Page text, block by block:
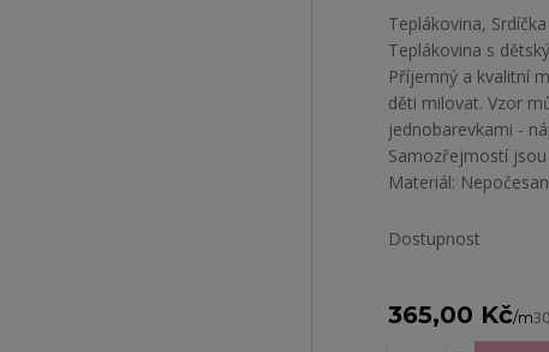
Teplákovina,
Teplákovina s
Příjemný a kvalitní
děti milovat. Vzor
jednobarevkami -
Samozřejmostí jsou
Materiál:
Dostupnost
365,00 Kč/m